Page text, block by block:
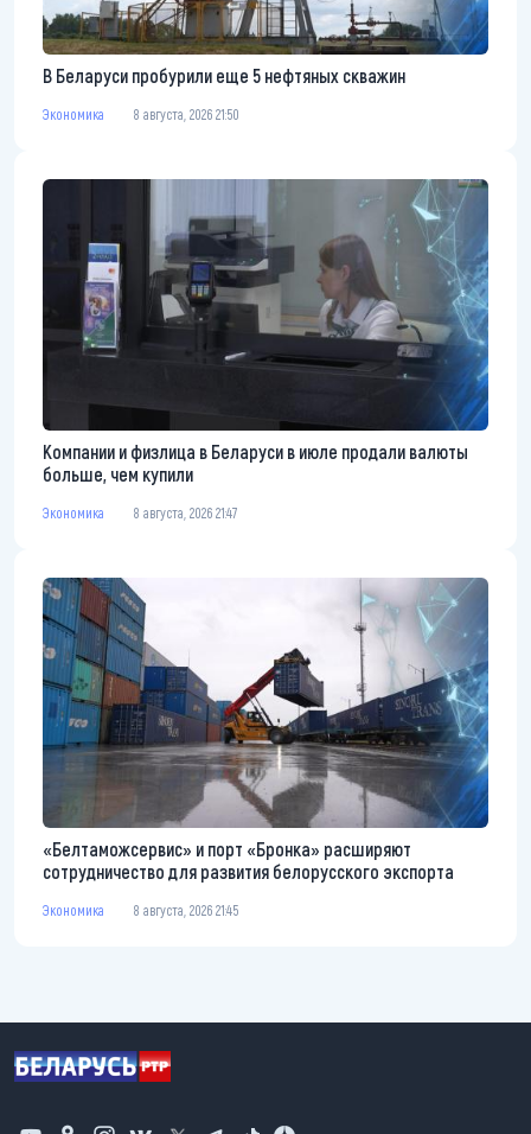
В Беларуси пробурили еще 5 нефтяных скважин
Экономика 8 августа, 2026 21:50
Компании и физлица в Беларуси в июле продали валюты
больше, чем купили
Экономика 8 августа, 2026 21:47
«Белтаможсервис» и порт «Бронка» расширяют
сотрудничество для развития белорусского экспорта
Экономика 8 августа, 2026 21:45